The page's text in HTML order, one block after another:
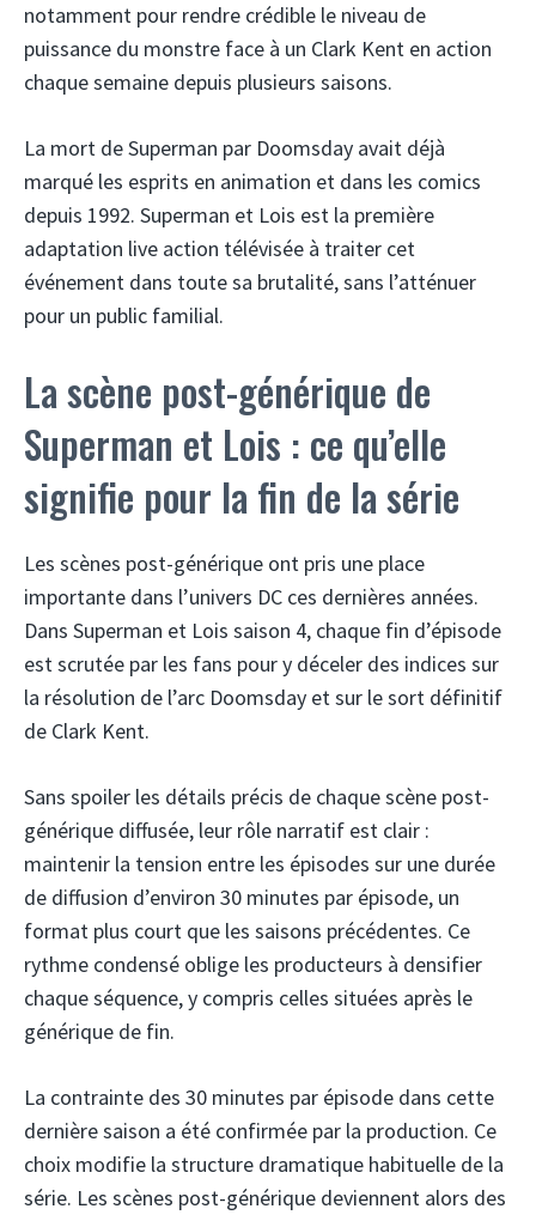
notamment pour rendre crédible le niveau de
puissance du monstre face à un Clark Kent en action
chaque semaine depuis plusieurs saisons.
La mort de Superman par Doomsday avait déjà
marqué les esprits en animation et dans les comics
depuis 1992. Superman et Lois est la première
adaptation live action télévisée à traiter cet
événement dans toute sa brutalité, sans l’atténuer
pour un public familial.
La scène post-générique de
Superman et Lois : ce qu’elle
signifie pour la fin de la série
Les scènes post-générique ont pris une place
importante dans l’univers DC ces dernières années.
Dans Superman et Lois saison 4, chaque fin d’épisode
est scrutée par les fans pour y déceler des indices sur
la résolution de l’arc Doomsday et sur le sort définitif
de Clark Kent.
Sans spoiler les détails précis de chaque scène post-
générique diffusée, leur rôle narratif est clair :
maintenir la tension entre les épisodes sur une durée
de diffusion d’environ 30 minutes par épisode, un
format plus court que les saisons précédentes. Ce
rythme condensé oblige les producteurs à densifier
chaque séquence, y compris celles situées après le
générique de fin.
La contrainte des 30 minutes par épisode dans cette
dernière saison a été confirmée par la production. Ce
choix modifie la structure dramatique habituelle de la
série. Les scènes post-générique deviennent alors des